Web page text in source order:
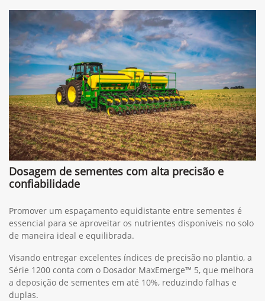
Dosagem de sementes com alta precisão e
confiabilidade
Promover um espaçamento equidistante entre sementes é
essencial para se aproveitar os nutrientes disponíveis no solo
de maneira ideal e equilibrada.
Visando entregar excelentes índices de precisão no plantio, a
Série 1200 conta com o Dosador MaxEmerge™ 5, que melhora
a deposição de sementes em até 10%, reduzindo falhas e
duplas.